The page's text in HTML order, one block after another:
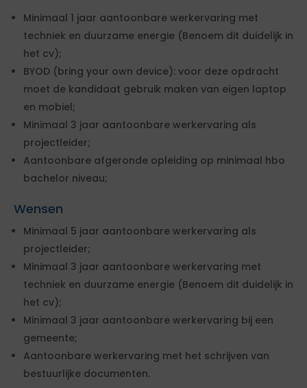
Minimaal 1 jaar aantoonbare werkervaring met
techniek en duurzame energie (Benoem dit duidelijk in
het cv);
BYOD (bring your own device): voor deze opdracht
moet de kandidaat gebruik maken van eigen laptop
en mobiel;
Minimaal 3 jaar aantoonbare werkervaring als
projectleider;
Aantoonbare afgeronde opleiding op minimaal hbo
bachelor niveau;
Wensen
Minimaal 5 jaar aantoonbare werkervaring als
projectleider;
Minimaal 3 jaar aantoonbare werkervaring met
techniek en duurzame energie (Benoem dit duidelijk in
het cv);
Minimaal 3 jaar aantoonbare werkervaring bij een
gemeente;
Aantoonbare werkervaring met het schrijven van
bestuurlijke documenten.